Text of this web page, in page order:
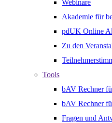
Webinare
Akademie für
pdUK Online
Zu den
Tools
bAV Rechner
bAV Rechner
Fragen und